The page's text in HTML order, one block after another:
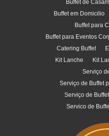
Buffet de
Buffet em Domicilio
Buffet para
Buffet para Eventos
Catering Buffet
Kit Lanche
Kit
Serviço
Serviço de Buffet
Serviço de
Servico de